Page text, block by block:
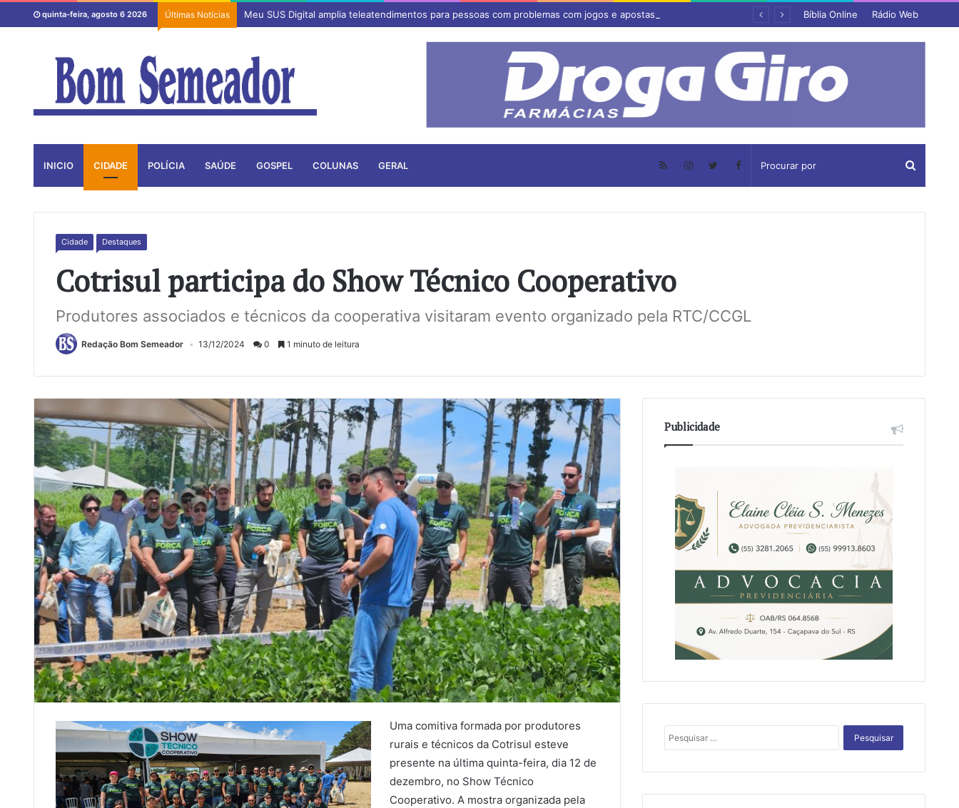
quinta-feira, agosto 6 2026 Últimas Notícias Meu SUS Digital amplia teleatendimentos para pessoas com problemas com jogos e apostas Bíblia Online Rádio Web
INICIO CIDADE POLÍCIA SAÚDE GOSPEL COLUNAS GERAL
Cidade Destaques
Cotrisul participa do Show Técnico Cooperativo
Produtores associados e técnicos da cooperativa visitaram evento organizado pela RTC/CCGL
Redação Bom Semeador 13/12/2024 0 1 minuto de leitura
Uma comitiva formada por produtores
rurais e técnicos da Cotrisul esteve
presente na última quinta-feira, dia 12 de
dezembro, no Show Técnico
Cooperativo. A mostra organizada pela
Publicidade
por: